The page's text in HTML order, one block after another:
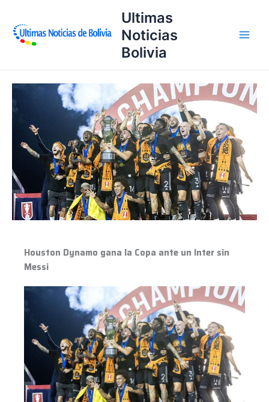
contenido
Ultimas
Noticias
Bolivia
Houston Dynamo gana la Copa ante un Inter sin
Messi
Houston
Dynamo
Copa
un
Inter
sin
Messi